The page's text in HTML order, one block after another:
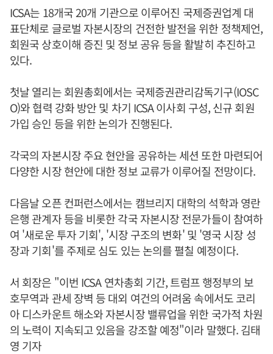
ICSA는 18개국 20개 기관으로 이루어진 국제증권업계 대
표단체로 글로벌 자본시장의 건전한 발전을 위한 정책제언,
회원국 상호이해 증진 및 정보 공유 등을 활발히 추진하고
있다.
첫날 열리는 회원총회에서는 국제증권관리감독기구(IOSC
O)와 협력 강화 방안 및 차기 ICSA 이사회 구성, 신규 회원
가입 승인 등을 위한 논의가 진행된다.
각국의 자본시장 주요 현안을 공유하는 세션 또한 마련되어
다양한 시장 현안에 대한 정보 교류가 이루어질 전망이다.
다음날 오픈 컨퍼런스에서는 캠브리지 대학의 석학과 영란
은행 관계자 등을 비롯한 각국 자본시장 전문가들이 참여하
여 '새로운 투자 기회', '시장 구조의 변화' 및 '영국 시장 성
장과 기회'를 주제로 심도 있는 논의를 펼칠 예정이다.
서 회장은 "이번 ICSA 연차총회 기간, 트럼프 행정부의 보
호무역과 관세 장벽 등 대외 여건의 어려움 속에서도 코리
아 디스카운트 해소와 자본시장 밸류업을 위한 국가적 차원
의 노력이 지속되고 있음을 강조할 예정"이라 말했다. 김태
영 기자